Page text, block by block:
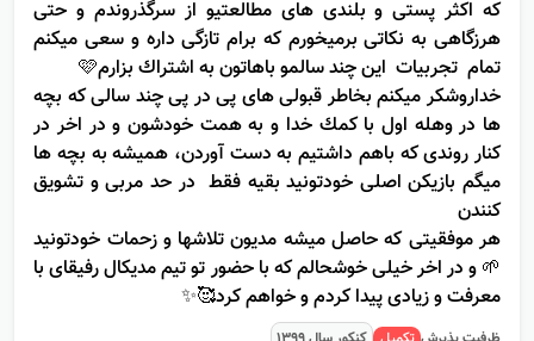
در معرض امتحان بودم و هستم و خواهم بود، به همین خاطره
كه اكثر پستی و بلندی های مطالعتیو از سرگذروندم و حتی
هرزگاهی به نكاتی برمیخورم كه برام تازگی داره و سعی میكنم
تمام تجربیات این چند سالمو باهاتون به اشتراك بزارم🩷
خداروشكر میكنم بخاطر قبولی های پی در پی چند سالی كه بچه
ها در وهله اول با كمك خدا و به همت خودشون و در اخر در
كنار روندی كه باهم داشتیم به دست آوردن، همیشه به بچه ها
میگم بازیكن اصلی خودتونید بقیه فقط در حد مربی و تشویق
كنندن
هر موفقیتی كه حاصل میشه مدیون تلاشها و زحمات خودتونید
🌱 و در اخر خیلی خوشحالم كه با حضور تو تیم مدیكال رفیقای با
معرفت و زیادی پیدا كردم و خواهم كرد🥰✨